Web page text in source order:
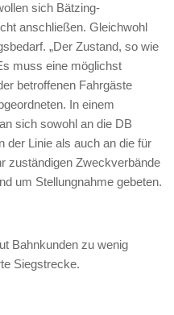
sich Bätzing-
anschließen. Gleichwohl
„Der Zustand, so wie
muss eine möglichst
betroffenen Fahrgäste
In einem
sich sowohl an die DB
der Linie als auch an die für
zuständigen Zweckverbände
um Stellungnahme gebeten.
Bahnkunden zu wenig
Siegstrecke.